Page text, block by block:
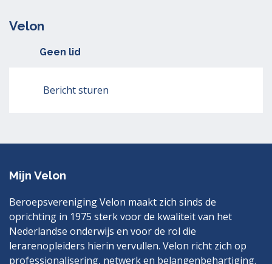
Velon
Geen lid
Bericht sturen
Mijn Velon
Beroepsvereniging Velon maakt zich sinds de
oprichting in 1975 sterk voor de kwaliteit van het
Nederlandse onderwijs en voor de rol die
lerarenopleiders hierin vervullen. Velon richt zich op
professionalisering, netwerk en belangenbehartiging.